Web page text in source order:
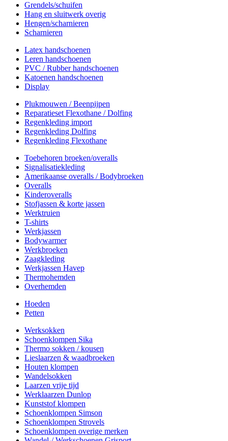
Grendels/schuifen
Hang en sluitwerk overig
Hengen/scharnieren
Scharnieren
Latex handschoenen
Leren handschoenen
PVC / Rubber handschoenen
Katoenen handschoenen
Display
Plukmouwen / Beenpijpen
Reparatieset Flexothane / Dolfing
Regenkleding import
Regenkleding Dolfing
Regenkleding Flexothane
Toebehoren broeken/overalls
Signalisatiekleding
Amerikaanse overalls / Bodybroeken
Overalls
Kinderoveralls
Stofjassen & korte jassen
Werktruien
T-shirts
Werkjassen
Bodywarmer
Werkbroeken
Zaagkleding
Werkjassen Havep
Thermohemden
Overhemden
Hoeden
Petten
Werksokken
Schoenklompen Sika
Thermo sokken / kousen
Lieslaarzen & waadbroeken
Houten klompen
Wandelsokken
Laarzen vrije tijd
Werklaarzen Dunlop
Kunststof klompen
Schoenklompen Simson
Schoenklompen Strovels
Schoenklompen overige merken